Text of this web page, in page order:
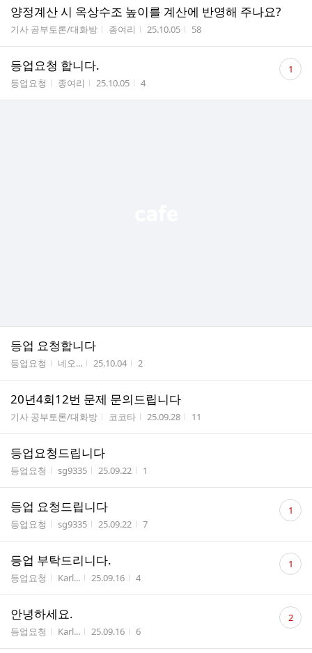
양정계산 시 옥상수조 높이를 계산에 반영해 주나요?
게시판명
기사 공부토론/대화방 작성자
종여리 작성시간
25.10.05 조회수
58
등업요청 합니다.
게시판명
등업요청 작성자
종여리 작성시간
25.10.05 조회수
4
댓
글 1
등업 요청합니다
게시판명
등업요청 작성자
네오... 작성시간
25.10.04 조회수
2
20년4회12번 문제 문의드립니다
게시판명
기사 공부토론/대화방 작성자
코코타 작성시간
25.09.28 조회수
11
등업요청드립니다
게시판명
등업요청 작성자
sg9335 작성시간
25.09.22 조회수
1
등업 요청드립니다
게시판명
등업요청 작성자
sg9335 작성시간
25.09.22 조회수
7
댓
글 1
등업 부탁드리니다.
게시판명
등업요청 작성자
Karl... 작성시간
25.09.16 조회수
4
댓
글 1
안녕하세요.
게시판명
등업요청 작성자
Karl... 작성시간
25.09.16 조회수
6
댓
글 2